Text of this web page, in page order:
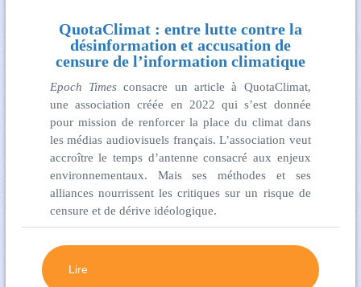
QuotaClimat : entre lutte contre la
désinformation et accusation de
censure de l’information climatique
Epoch Times consacre un article à QuotaClimat,
une association créée en 2022 qui s’est donnée
pour mission de renforcer la place du climat dans
les médias audiovisuels français. L’association veut
accroître le temps d’antenne consacré aux enjeux
environnementaux. Mais ses méthodes et ses
alliances nourrissent les critiques sur un risque de
censure et de dérive idéologique.
Lire